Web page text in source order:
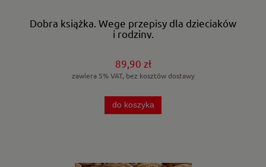
Dobra książka. Wege przepisy dla dzieciaków
i rodziny.
89,90 zł
zawiera 5% VAT, bez kosztów dostawy
do koszyka